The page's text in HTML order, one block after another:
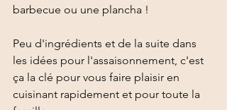
barbecue ou une plancha !
Peu d'ingrédients et de la suite dans
les idées pour l'assaisonnement, c'est
ça la clé pour vous faire plaisir en
cuisinant rapidement et pour toute la